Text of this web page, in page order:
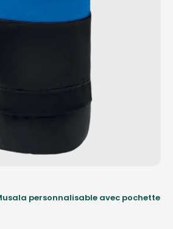
personnalisable avec pochette